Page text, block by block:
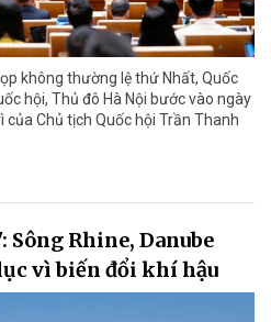
không thường lệ thứ Nhất, Quốc
hội, Thủ đô Hà Nội bước vào ngày
Chủ tịch Quốc hội Trần Thanh
Sông Rhine, Danube
vì biến đổi khí hậu